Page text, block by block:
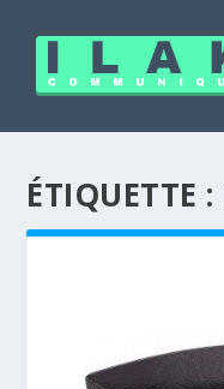
ÉTIQUETTE :